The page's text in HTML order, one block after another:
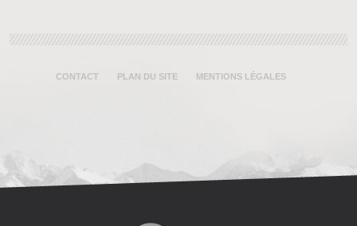
CONTACT PLAN DU SITE MENTIONS LÉGALES